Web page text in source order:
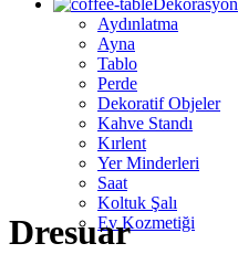
Dekorasyon
Aydınlatma
Ayna
Tablo
Perde
Dekoratif Objeler
Kahve Standı
Kırlent
Yer Minderleri
Saat
Koltuk Şalı
Ev Kozmetiği
Dresuar